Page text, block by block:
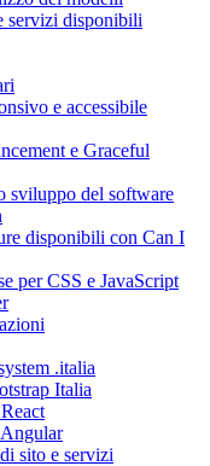
servizi disponibili
e accessibile
e Graceful
sviluppo del software
disponibili con Can I
per CSS e JavaScript
.italia
Italia
sito e servizi